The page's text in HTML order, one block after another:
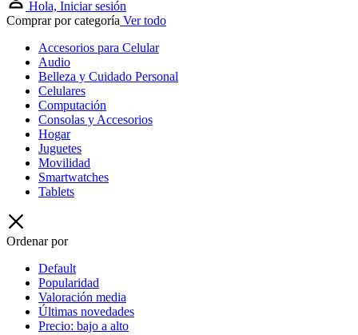
Hola, Iniciar sesión
Comprar por categoría Ver todo
Accesorios para Celular
Audio
Belleza y Cuidado Personal
Celulares
Computación
Consolas y Accesorios
Hogar
Juguetes
Movilidad
Smartwatches
Tablets
Ordenar por
Default
Popularidad
Valoración media
Últimas novedades
Precio: bajo a alto